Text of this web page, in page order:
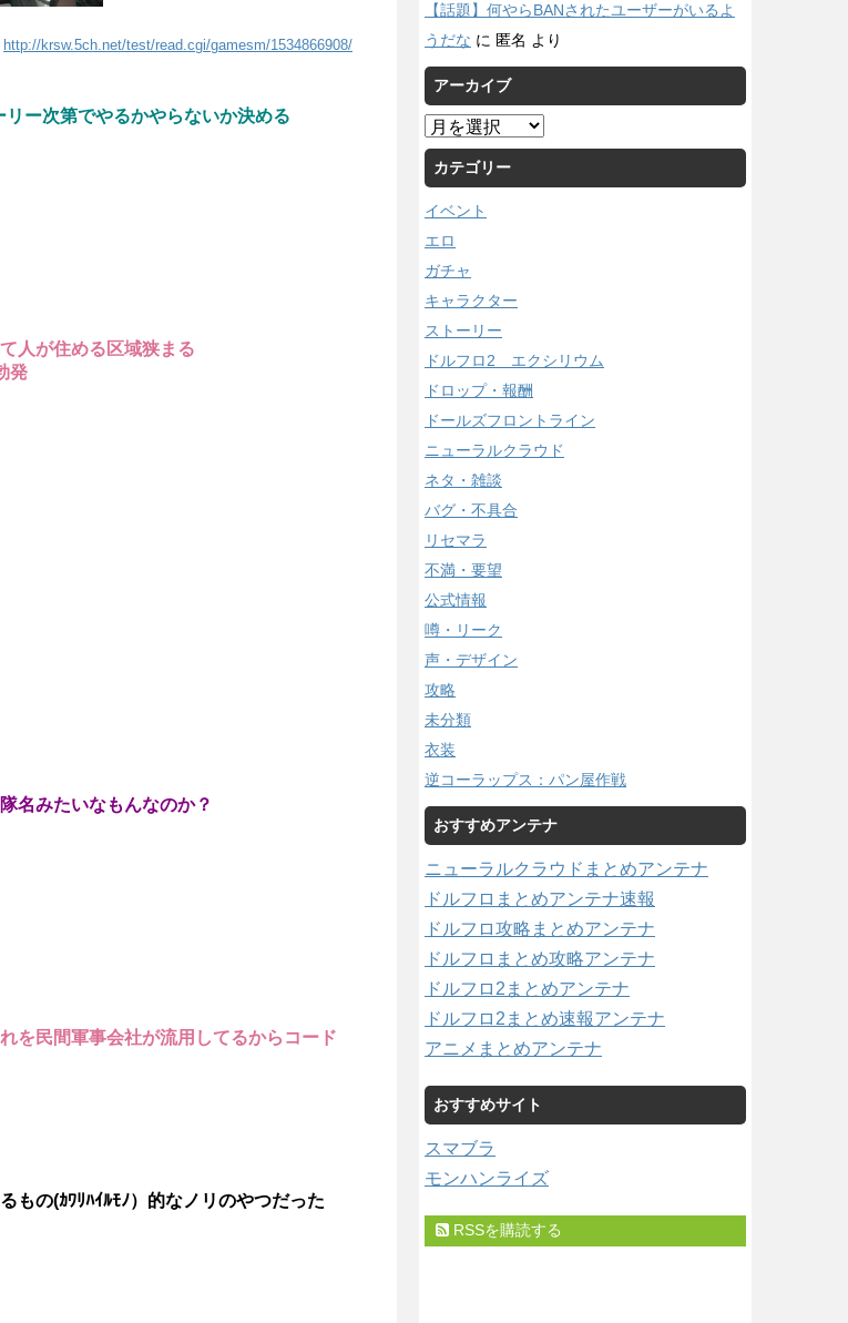
http://krsw.5ch.net/test/read.cgi/gamesm/1534866908/
ー次第でやるかやらないか決める
人が住める区域狭まる
発
名みたいなもんなのか？
を民間軍事会社が流用してるからコード
の(ｶﾜﾘﾊｲﾙﾓﾉ）的なノリのやつだった
【話題】何やらBANされたユーザーがいるよ
うだな に 匿名 より
アーカイブ
ア
ー
カ
イ
ブ
カテゴリー
イベント
エロ
ガチャ
キャラクター
ストーリー
ドルフロ2 エクシリウム
ドロップ・報酬
ドールズフロントライン
ニューラルクラウド
ネタ・雑談
バグ・不具合
リセマラ
不満・要望
公式情報
噂・リーク
声・デザイン
攻略
未分類
衣装
逆コーラップス：パン屋作戦
おすすめアンテナ
ニューラルクラウドまとめアンテナ
ドルフロまとめアンテナ速報
ドルフロ攻略まとめアンテナ
ドルフロまとめ攻略アンテナ
ドルフロ2まとめアンテナ
ドルフロ2まとめ速報アンテナ
アニメまとめアンテナ
おすすめサイト
スマブラ
モンハンライズ
RSSを購読する